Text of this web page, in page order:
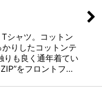
シャツ。コットン
りしたコットンテ
りも良く通年着てい
をフロントフ…